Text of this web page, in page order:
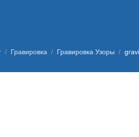
/ Гравировка / Гравировка Узоры /